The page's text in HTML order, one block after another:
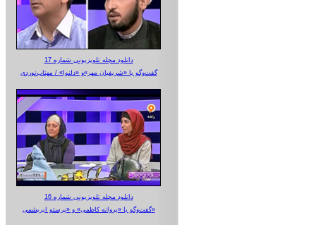
دانلود مجله تلویزیونی شماره 17
گفت‌وگو با «شریفیان مهر»‌و «دلنوا» / مهتاب‌نوردی
دانلود مجله تلویزیونی شماره 16
گفت‌وگو با «پروانه کاظمی» و «پرستو‌ ابریشمی»